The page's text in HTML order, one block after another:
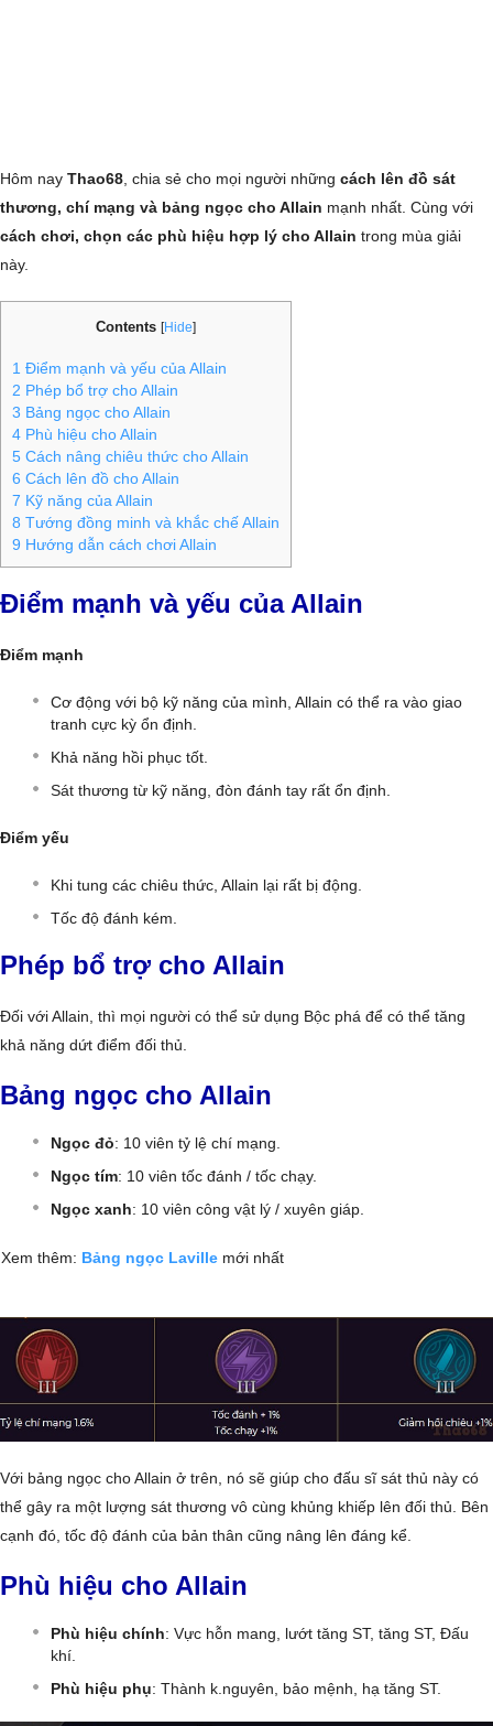
Hôm nay Thao68 , chia sẻ cho mọi người những cách lên đồ sát
thương, chí mạng và bảng ngọc cho Allain mạnh nhất. Cùng với
cách chơi, chọn các phù hiệu hợp lý cho Allain trong mùa giải
này.
Contents [Hide]
1 Điểm mạnh và yếu của Allain
2 Phép bổ trợ cho Allain
3 Bảng ngọc cho Allain
4 Phù hiệu cho Allain
5 Cách nâng chiêu thức cho Allain
6 Cách lên đồ cho Allain
7 Kỹ năng của Allain
8 Tướng đồng minh và khắc chế Allain
9 Hướng dẫn cách chơi Allain
Điểm mạnh và yếu của Allain
Điểm mạnh
Cơ động với bộ kỹ năng của mình, Allain có thể ra vào giao
tranh cực kỳ ổn định.
Khả năng hồi phục tốt.
Sát thương từ kỹ năng, đòn đánh tay rất ổn định.
Điểm yếu
Khi tung các chiêu thức, Allain lại rất bị động.
Tốc độ đánh kém.
Phép bổ trợ cho Allain
Đối với Allain, thì mọi người có thể sử dụng Bộc phá để có thể tăng
khả năng dứt điểm đối thủ.
Bảng ngọc cho Allain
Ngọc đỏ: 10 viên tỷ lệ chí mạng.
Ngọc tím: 10 viên tốc đánh / tốc chạy.
Ngọc xanh: 10 viên công vật lý / xuyên giáp.
Xem thêm: Bảng ngọc Laville mới nhất
Với bảng ngọc cho Allain ở trên, nó sẽ giúp cho đấu sĩ sát thủ này có
thể gây ra một lượng sát thương vô cùng khủng khiếp lên đối thủ. Bên
cạnh đó, tốc độ đánh của bản thân cũng nâng lên đáng kể.
Phù hiệu cho Allain
Phù hiệu chính: Vực hỗn mang, lướt tăng ST, tăng ST, Đấu
khí.
Phù hiệu phụ: Thành k.nguyên, bảo mệnh, hạ tăng ST.